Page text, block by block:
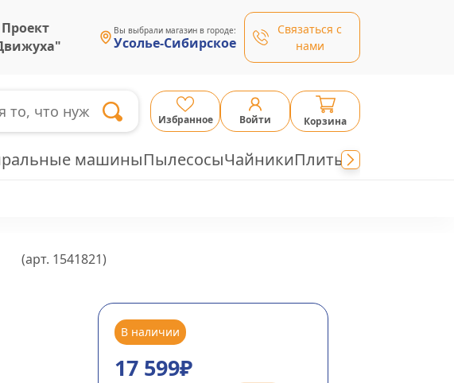
Проект
Вы выбрали магазин в городе:
Усолье-Сибирское
Связаться с
нами
Избранное Войти Корзина
машиныПылесосыЧайникиПлиты
(арт. 1541821)
17 599₽
В наличии